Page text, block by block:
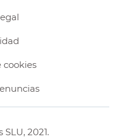
2021.
cookies